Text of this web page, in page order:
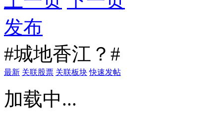
发布
#城地香江？#
最新 关联股票 关联板块 快速发帖
加载中...